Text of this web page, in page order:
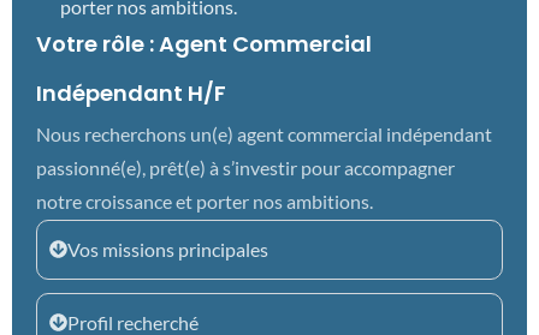
porter nos ambitions.
Votre rôle : Agent Commercial
Indépendant H/F
Nous recherchons un(e) agent commercial indépendant
passionné(e), prêt(e) à s’investir pour accompagner
notre croissance et porter nos ambitions.
Vos missions principales
Profil recherché